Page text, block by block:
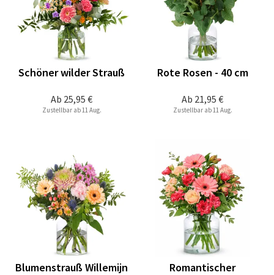
Ab 25,95 €
Schöner wilder Strauß
Zustellbar ab 11 Aug.
Ab 21,95 €
Rote Rosen - 40 cm
Zustellbar ab 11 Aug.
Blumenstrauß Willemijn
Romantischer